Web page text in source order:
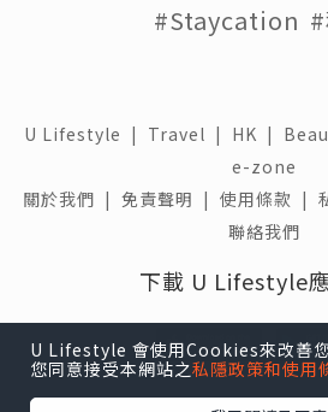
U Lifestyle 會使用Cookies來改善
您同意接受本網站之私隱政策和使用
#Staycation
U Lifestyle | Travel | HK |
e-zone
關於我們 | 免責聲明 | 使用條款 |
聯絡我們
下載 U Lifestyle